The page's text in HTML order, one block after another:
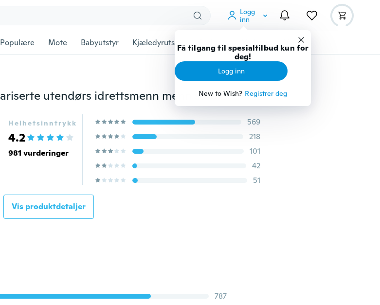
Logg
inn
Få tilgang til spesialtilbud kun for
deg!
Logg inn
New to Wish? Registrer deg
Populære Mote Babyutstyr Kjæledyrutstyr Gadgets Verktøy
Sommerkjørebriller polariserte utendørs idrettsmenn menn solbriller briller briller
Helhetsinntrykk
4.2
981 vurderinger
569
218
101
42
51
Vis produktdetaljer
787